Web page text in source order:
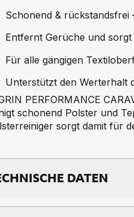
Schonend & rückstandsfrei
Entfernt Gerüche und
Für alle gängigen
Unterstützt den Werterhalt
PERFORMANCE
schonend Polster und
sorgt damit für
DA­TEN